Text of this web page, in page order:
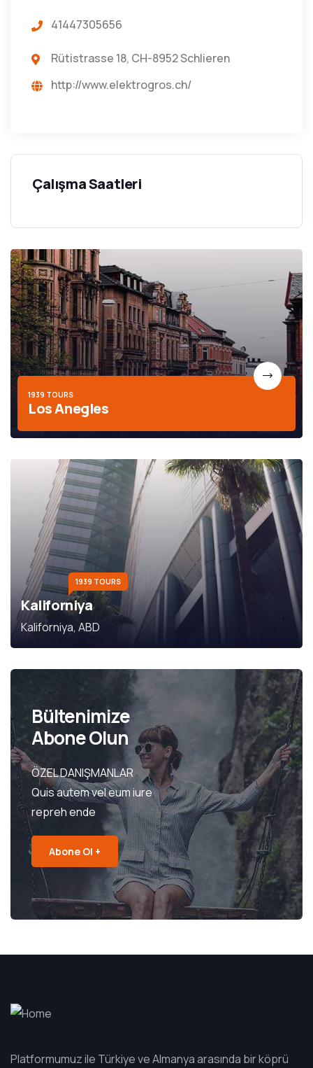
41447305656
Rütistrasse 18, CH-8952 Schlieren
http://www.elektrogros.ch/
Çalışma Saatleri
1939 TOURS
Los Anegles
1939 TOURS
Kaliforniya
Kaliforniya, ABD
Bültenimize
Abone Olun
ÖZEL DANIŞMANLAR
Quis autem vel eum iure
repreh ende
Abone Ol +
Platformumuz ile Türkiye ve Almanya arasında bir köprü